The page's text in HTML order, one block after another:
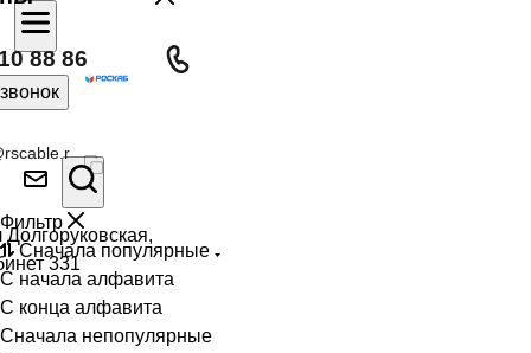
88 86
331
Фильтр
Сначала популярные
С начала алфавита
С конца алфавита
Сначала непопулярные